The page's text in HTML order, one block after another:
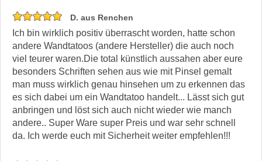
D. aus Renchen
Ich bin wirklich positiv überrascht worden, hatte schon
andere Wandtatoos (andere Hersteller) die auch noch
viel teurer waren.Die total künstlich aussahen aber eure
besonders Schriften sehen aus wie mit Pinsel gemalt
man muss wirklich genau hinsehen um zu erkennen das
es sich dabei um ein Wandtatoo handelt... Lässt sich gut
anbringen und löst sich auch nicht wieder wie manch
andere.. Super Ware super Preis und war sehr schnell
da. Ich werde euch mit Sicherheit weiter empfehlen!!!